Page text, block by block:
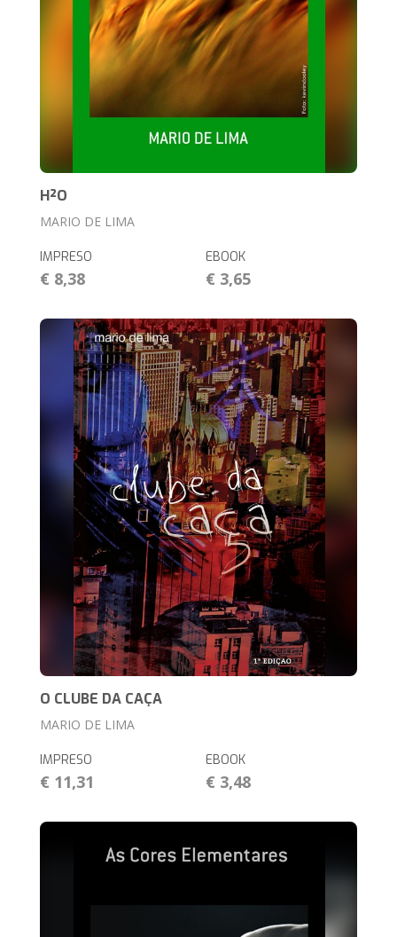
H²O
MARIO DE LIMA
IMPRESO
€ 8,38
EBOOK
€ 3,65
O CLUBE DA CAÇA
MARIO DE LIMA
IMPRESO
€ 11,31
EBOOK
€ 3,48